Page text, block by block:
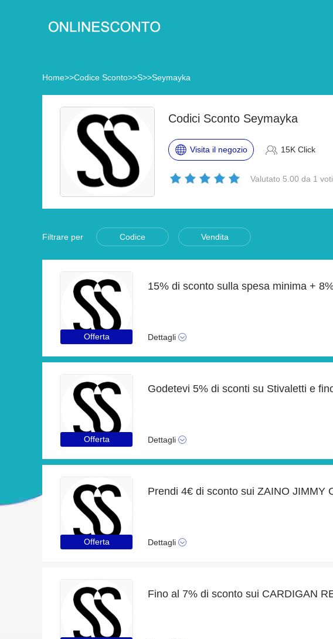
Home>>Codice Sconto>>S>>Seymayka
Codici Sconto Seymayka
Visita il negozio 15K Click
Valutato 5.00 da 1 voti
Filtrare per Codice Vendita
Offerta Dettagli
Offerta Dettagli
Offerta Dettagli